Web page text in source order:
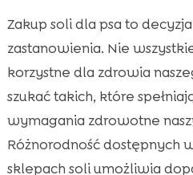
Zakup soli dla psa to
zastanowienia. Nie
korzystne dla zdrowia
szukać takich, które
wymagania zdrowotne
Różnorodność dostępnych
sklepach soli umożliwia